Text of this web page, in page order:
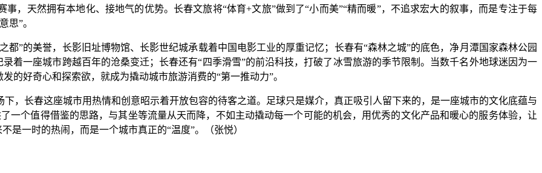
，天然拥有本地化、接地气的优势。长春文旅将“体育+文旅”做到了“小而美”“精而暖”，不追求宏大的叙事，而是专注于每
思”。
的美誉，长影旧址博物馆、长影世纪城承载着中国电影工业的厚重记忆；长春有“森林之城”的底色，净月潭国家森林公园
着一座城市跨越百年的沧桑变迁；长春还有“四季滑雪”的前沿科技，打破了冰雪旅游的季节限制。当数千名外地球迷因为一
的好奇心和探索欲，就成为撬动城市旅游消费的“第一推动力”。
长春这座城市用热情和创意昭示着开放包容的待客之道。足球只是媒介，真正吸引人留下来的，是一座城市的文化底蕴与
一个值得借鉴的思路，与其坐等流量从天而降，不如主动撬动每一个可能的机会，用优秀的文化产品和暖心的服务体验，让
是一时的热闹，而是一个城市真正的“温度”。（张悦）